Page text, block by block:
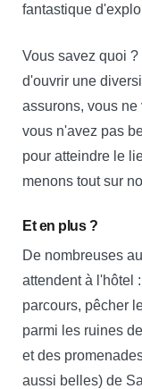
fantastique
Vous savez quoi
d'ouvrir une
assurons, vous
vous n'avez pas
pour atteindre le
menons tout sur
Et en plus ?
De nombreuses
attendent à l'hôtel
parcours, pêcher
parmi les ruines
et des
aussi belles) de